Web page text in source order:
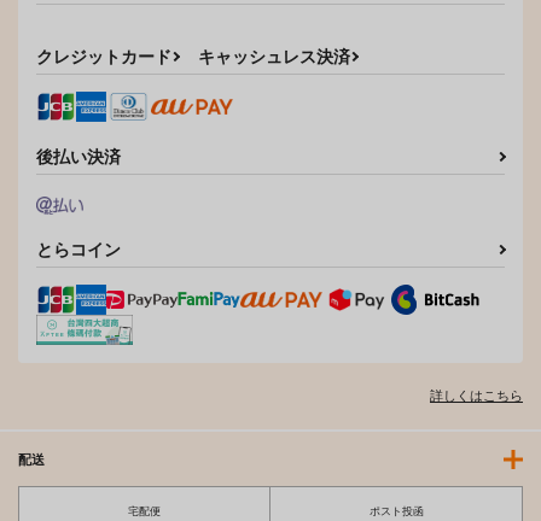
クレジットカード キャッシュレス決済
後払い決済
とらコイン
詳しくはこちら
配送
宅配便 ポスト投函